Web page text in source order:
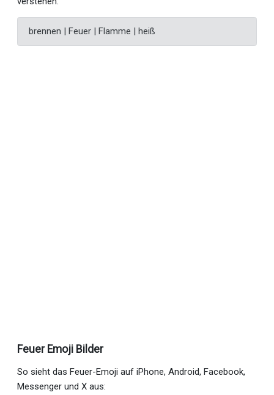
brennen | Feuer | Flamme | heiß
Feuer Emoji Bilder
So sieht das Feuer-Emoji auf iPhone, Android, Facebook,
Messenger und X aus: